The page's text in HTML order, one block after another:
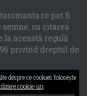
pot fi
cu citarea
la această regulă
privind dreptul de
Hueman theme
despre ce cookies foloseşte
cookie-uri